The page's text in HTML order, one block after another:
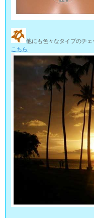
他にも色々なタイプのチェ
こちら